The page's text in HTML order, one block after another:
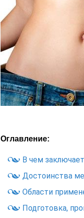
Оглавление:
В чем
Достоинства
Области
Подготовка,